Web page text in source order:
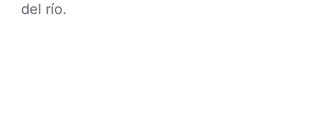
del río.